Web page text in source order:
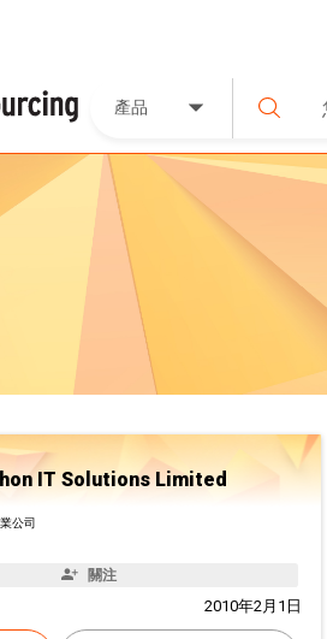
產品
IT Solutions Limited
公司
關注
2010年2月1日